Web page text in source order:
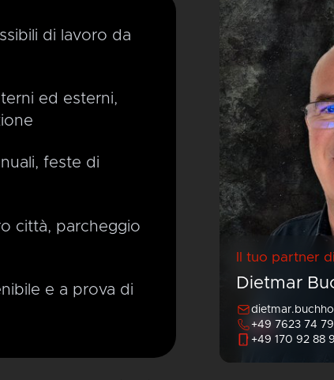
di lavoro da
ed esterni,
feste di
città, parcheggio
e a prova di
Il tuo partner
Dietmar
+49 7623 74
+49 170 92 88